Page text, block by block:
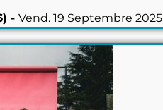
- Vend. 19 Septembre 2025